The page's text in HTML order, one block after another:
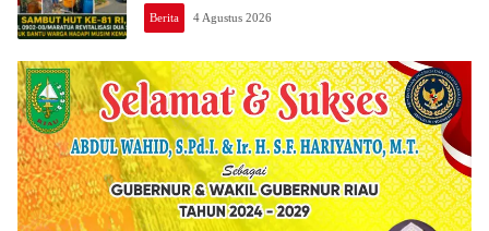
Berita 4 Agustus 2026